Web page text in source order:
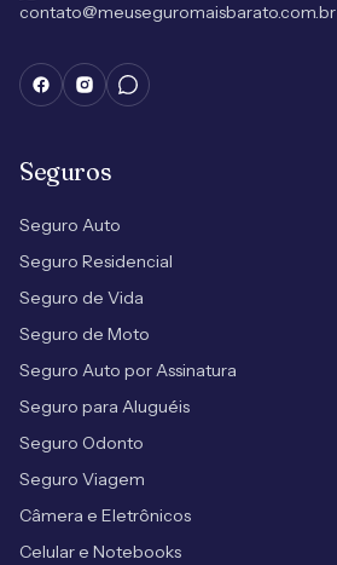
contato@meuseguromaisbarato.com.br
Seguros
Seguro Auto
Seguro Residencial
Seguro de Vida
Seguro de Moto
Seguro Auto por Assinatura
Seguro para Aluguéis
Seguro Odonto
Seguro Viagem
Câmera e Eletrônicos
Celular e Notebooks